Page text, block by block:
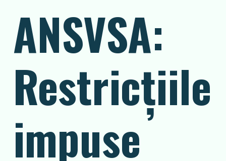
ANSVSA:
Restricțiile
impuse